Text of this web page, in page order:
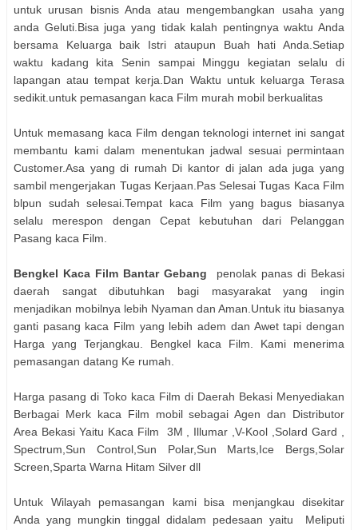
untuk urusan bisnis Anda atau mengembangkan usaha yang
anda Geluti.Bisa juga yang tidak kalah pentingnya waktu Anda
bersama Keluarga baik Istri ataupun Buah hati Anda.Setiap
waktu kadang kita Senin sampai Minggu kegiatan selalu di
lapangan atau tempat kerja.Dan Waktu untuk keluarga Terasa
sedikit.untuk pemasangan kaca Film murah mobil berkualitas
Untuk memasang kaca Film dengan teknologi internet ini sangat
membantu kami dalam menentukan jadwal sesuai permintaan
Customer.Asa yang di rumah Di kantor di jalan ada juga yang
sambil mengerjakan Tugas Kerjaan.Pas Selesai Tugas Kaca Film
blpun sudah selesai.Tempat kaca Film yang bagus biasanya
selalu merespon dengan Cepat kebutuhan dari Pelanggan
Pasang kaca Film.
Bengkel Kaca Film Bantar Gebang
penolak panas di Bekasi
daerah sangat dibutuhkan bagi masyarakat yang ingin
menjadikan mobilnya lebih Nyaman dan Aman.Untuk itu biasanya
ganti pasang kaca Film yang lebih adem dan Awet tapi dengan
Harga yang Terjangkau. Bengkel kaca Film. Kami menerima
pemasangan datang Ke rumah.
Harga pasang di Toko kaca Film di Daerah Bekasi Menyediakan
Berbagai Merk kaca Film mobil sebagai Agen dan Distributor
Area Bekasi Yaitu Kaca Film 3M , Illumar ,V-Kool ,Solard Gard ,
Spectrum,Sun Control,Sun Polar,Sun Marts,Ice Bergs,Solar
Screen,Sparta Warna Hitam Silver dll
Untuk Wilayah pemasangan kami bisa menjangkau disekitar
Anda yang mungkin tinggal didalam pedesaan yaitu Meliputi